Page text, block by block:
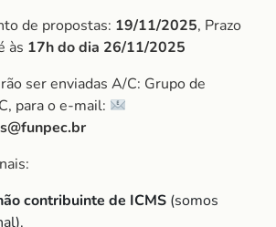
de propostas: 19/11/2025, Prazo
às 17h do dia 26/11/2025
ser enviadas A/C: Grupo de
para o e-mail:
contribuinte de ICMS (somos